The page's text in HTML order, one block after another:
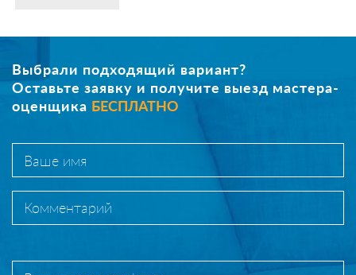
Выбрали подходящий вариант?
Оставьте заявку и получите выезд мастера-
оценщика БЕСПЛАТНО